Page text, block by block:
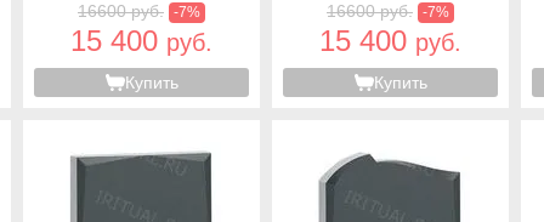
16600 руб. -7%
15 400 руб.
Купить
16600 руб. -7%
15 400 руб.
Купить